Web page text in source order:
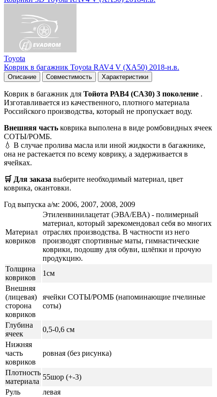
Toyota
Коврик в багажник Toyota RAV4 V (XA50) 2018-н.в.
Описание Совместимость Характеристики
Коврик в багажник для Тойота РАВ4 (СА30) 3 поколение .
Изготавливается из качественного, плотного материала
Российского производства, который не пропускает воду.
Внешняя часть коврика выполена в виде ромбовидных ячеек
СОТЫ/РОМБ.
💧 В случае пролива масла или иной жидкости в багажнике,
она не растекается по всему коврику, а задерживается в
ячейках.
🛒 Для заказа выберите необходимый материал, цвет
коврика, окантовки.
Год выпуска а/м: 2006, 2007, 2008, 2009
Материал
ковриков
Этиленвинилацетат (ЭВА/ЕВА) - полимерный
материал, который зарекомендовал себя во многих
отраслях производства. В частности из него
производят спортивные маты, гимнастические
коврики, подошву для обуви, шлёпки и прочую
продукцию.
Толщина
ковриков
1см
Внешняя
(лицевая)
сторона
ковриков
ячейки СОТЫ/РОМБ (напоминающие пчелиные
соты)
Глубина
ячеек
0,5-0,6 см
Нижняя
часть
ковриков
ровная (без рисунка)
Плотность
материала
55шор (+-3)
Руль
левая